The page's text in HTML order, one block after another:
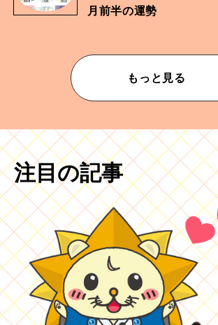
月前半の運勢
もっと見る
注目の記事